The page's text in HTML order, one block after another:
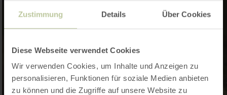
Zustimmung Details Über Cookies
Diese Webseite verwendet Cookies
Wir verwenden Cookies, um Inhalte und Anzeigen zu
personalisieren, Funktionen für soziale Medien anbieten
zu können und die Zugriffe auf unsere Website zu